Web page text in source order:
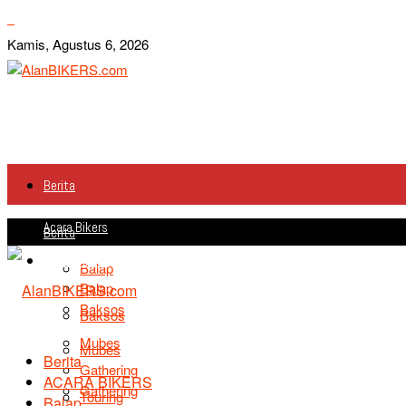
Kamis, Agustus 6, 2026
Berita
Acara Bikers
Balap
Baksos
Mubes
Gathering
Berita
Acara Bikers
Balap
Baksos
Mubes
Gathering
Touring
Berita
ACARA BIKERS